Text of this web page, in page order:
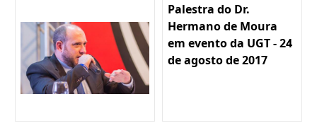
Palestra do Dr.
Hermano de Moura
em evento da UGT - 24
de agosto de 2017